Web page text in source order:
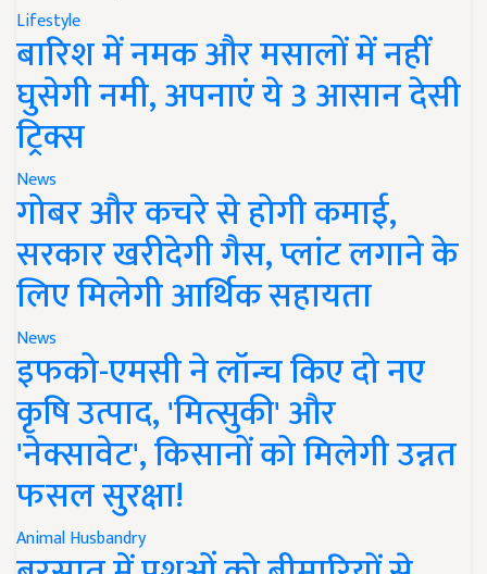
Lifestyle
बारिश में नमक और मसालों में नहीं
घुसेगी नमी, अपनाएं ये 3 आसान देसी
ट्रिक्स
News
गोबर और कचरे से होगी कमाई,
सरकार खरीदेगी गैस, प्लांट लगाने के
लिए मिलेगी आर्थिक सहायता
News
इफको-एमसी ने लॉन्च किए दो नए
कृषि उत्पाद, 'मित्सुकी' और
'नेक्सावेट', किसानों को मिलेगी उन्नत
फसल सुरक्षा!
Animal Husbandry